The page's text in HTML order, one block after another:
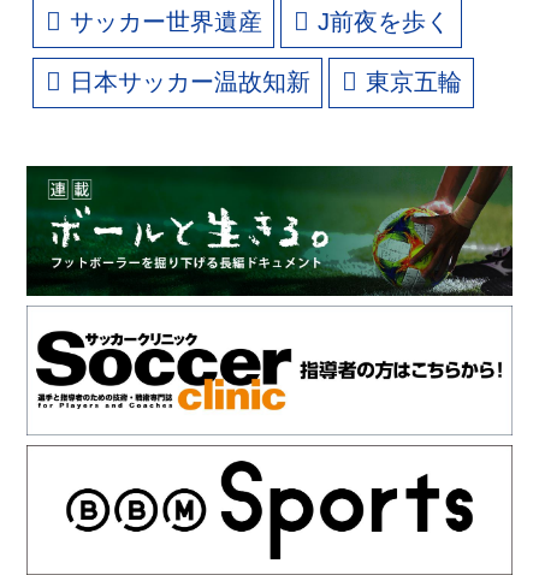
サッカー世界遺産 J前夜を歩く
日本サッカー温故知新 東京五輪